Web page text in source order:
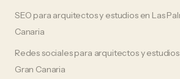
SEO para arquitectos y estudiosen Las
Canaria
Redes socialespara arquitectos y estudios
Gran Canaria